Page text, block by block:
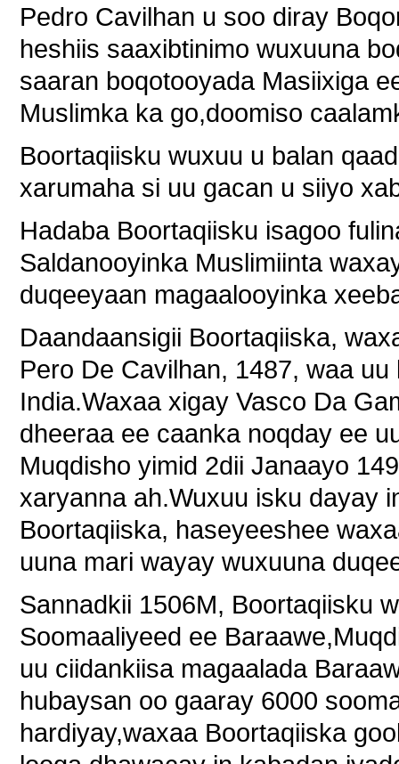
Pedro Cavilhan u soo diray
heshiis saaxibtinimo wuxuuna
saaran boqotooyada Masiixiga
Muslimka ka go,doomiso
Boortaqiisku wuxuu u balan
xarumaha si uu gacan u siiyo
Hadaba Boortaqiisku isagoo
Saldanooyinka Muslimiinta
duqeeyaan magaalooyinka
Daandaansigii Boortaqiiska,
Pero De Cavilhan, 1487, waa
India.Waxaa xigay Vasco Da
dheeraa ee caanka noqday ee
Muqdisho yimid 2dii Janaayo
xaryanna ah.Wuxuu isku dayay
Boortaqiiska, haseyeeshee
uuna mari wayay wuxuuna
Sannadkii 1506M, Boortaqiisku
Soomaaliyeed ee
uu ciidankiisa magaalada
hubaysan oo gaaray 6000
hardiyay,waxaa Boortaqiiska